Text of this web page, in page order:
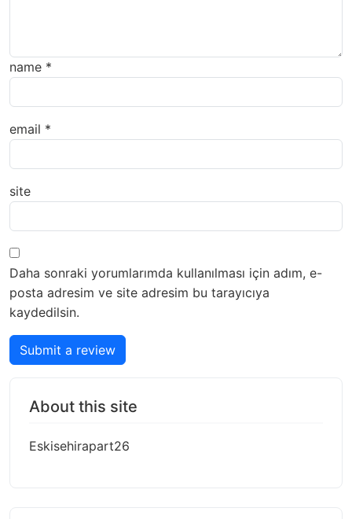
name *
email *
site
Daha sonraki yorumlarımda kullanılması için adım, e-
posta adresim ve site adresim bu tarayıcıya
kaydedilsin.
Submit a review
About this site
Eskisehirapart26